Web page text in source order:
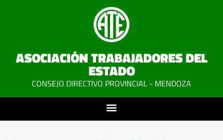
ASOCIACIÓN TRABAJADORES DEL
ESTADO
CONSEJO DIRECTIVO PROVINCIAL - MENDOZA